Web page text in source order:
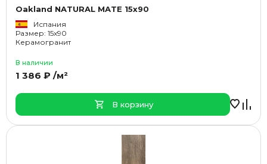
Oakland NATURAL MATE 15x90
Испания
Размер: 15x90
Керамогранит
В наличии
1 386 ₽ /м²
В корзину